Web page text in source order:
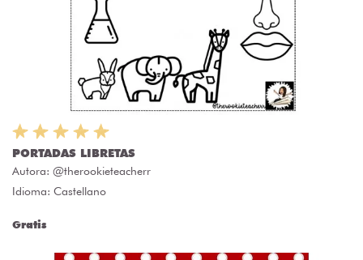
PORTADAS LIBRETAS
Autora: @therookieteacherr
Idioma: Castellano
Gratis